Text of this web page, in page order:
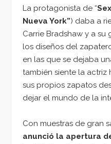
La protagonista de “
Nueva York”) daba a
Carrie Bradshaw y a su
los diseños del
en las que se dejaba
también siente la actriz
sus propios zapatos
dejar el mundo de la
Con muestras de gran
anunció la apertura